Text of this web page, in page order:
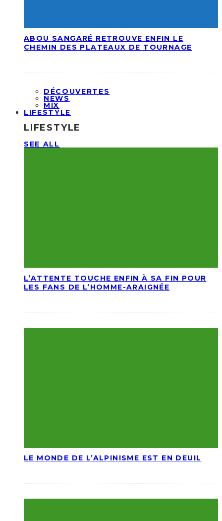
ABOU SANGARÉ RETROUVE ENFIN LE
CHEMIN DES PLATEAUX DE TOURNAGE
DÉCOUVERTES
NEWS
MIX
LIFESTYLE
LIFESTYLE
SEE ALL
L’ATTENTE TOUCHE ENFIN À SA FIN POUR
LES FANS DE L’HOMME-ARAIGNÉE
LE MONDE DE L’ALPINISME EST EN DEUIL